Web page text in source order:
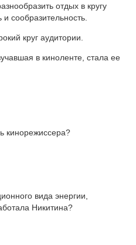
отдых в кругу
сообразительность.
круг аудитории.
в киноленте, стала ее
кинорежиссера?
вида энергии,
Никитина?